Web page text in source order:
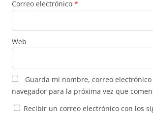
Correo electrónico *
Web
Guarda mi nombre, correo
navegador para la próxima vez que
Recibir un correo electrónico con los